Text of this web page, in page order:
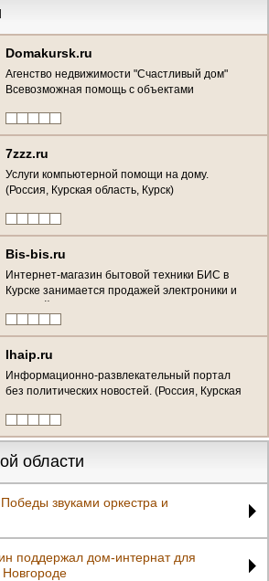
Domakursk.ru
Агенство недвижимости "Счастливый дом"
Всевозможная помощь с объектами
7zzz.ru
Услуги компьютерной помощи на дому.
(Россия, Курская область, Курск)
Bis-bis.ru
Интернет-магазин бытовой техники БИС в
Курске занимается продажей электроники и
бытовой техники уже более 15 лет. (Россия,
Ihaip.ru
Информационно-развлекательный портал
без политических новостей. (Россия, Курская
области
звуками оркестра и
поддержал дом-интернат для